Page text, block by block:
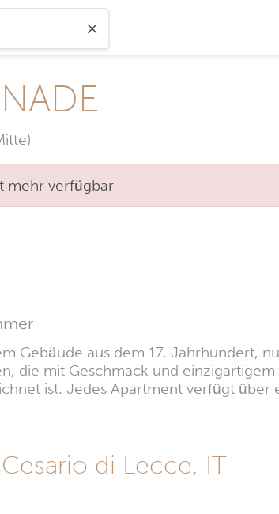
mehr verfügbar
Gebäude aus dem 17. Jahrhundert,
die mit Geschmack und
ist. Jedes Apartment verfügt
di Lecce, IT